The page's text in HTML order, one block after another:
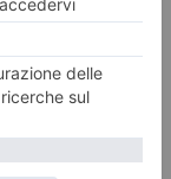
può
in un
di essere